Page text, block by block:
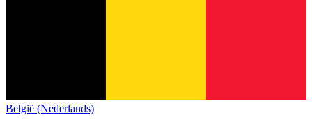
België (Nederlands)